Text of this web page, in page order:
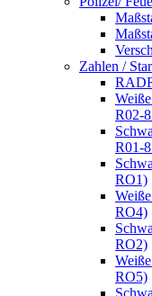
Zahlen /
R02-
R01-
RO1)
RO4)
RO2)
RO5)